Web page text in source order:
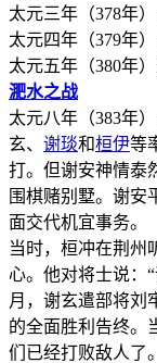
太元三年（378年
太元四年（379年
太元五年（380年
淝水之战
太元八年（383年
玄、 谢琰和桓伊等
打。但谢安神情泰
围棋赌别墅。谢安
面交代机宜事务。
当时，桓冲在荆州
心。他对将士说：
月，谢玄遣部将刘
的全面胜利告终。
们已经打败敌人了